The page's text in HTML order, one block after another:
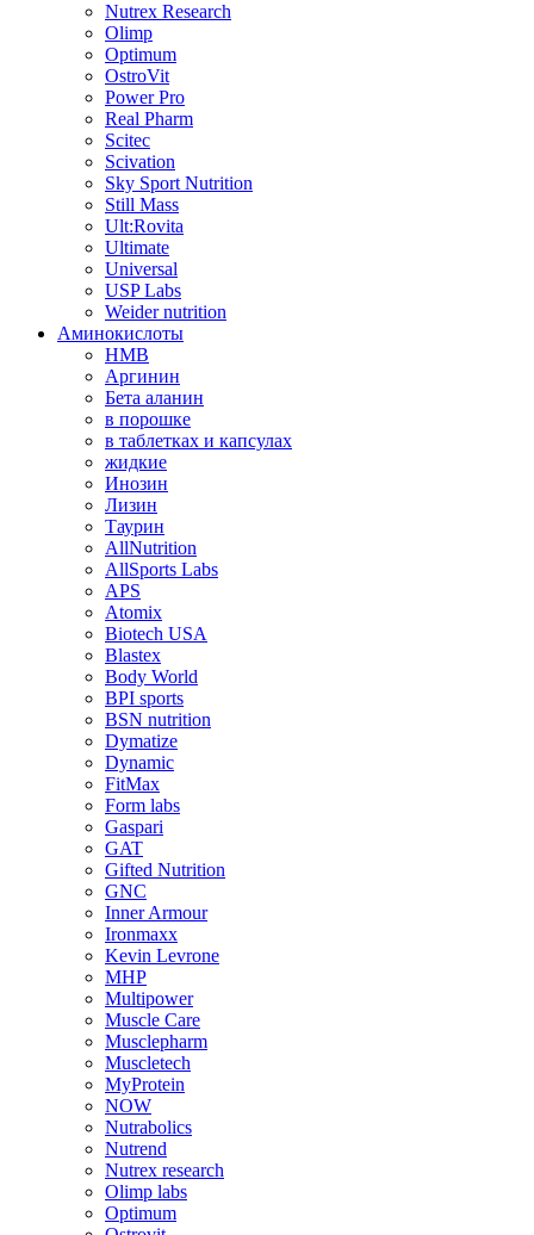
Nutrex Research
Olimp
Optimum
OstroVit
Power Pro
Real Pharm
Scitec
Scivation
Sky Sport Nutrition
Still Mass
Ult:Rovita
Ultimate
Universal
USP Labs
Weider nutrition
Аминокислоты
HMB
Аргинин
Бета аланин
в порошке
в таблетках и капсулах
жидкие
Инозин
Лизин
Таурин
AllNutrition
AllSports Labs
APS
Atomix
Biotech USA
Blastex
Body World
BPI sports
BSN nutrition
Dymatize
Dynamic
FitMax
Form labs
Gaspari
GAT
Gifted Nutrition
GNC
Inner Armour
Ironmaxx
Kevin Levrone
MHP
Multipower
Muscle Care
Musclepharm
Muscletech
MyProtein
NOW
Nutrabolics
Nutrend
Nutrex research
Olimp labs
Optimum